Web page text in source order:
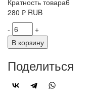
Кратность товара6
280 ₽ RUB
-
+
В корзину
Поделиться